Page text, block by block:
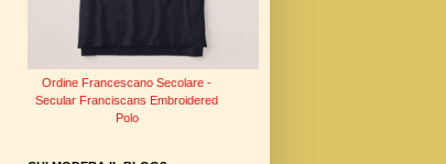
Ordine Francescano Secolare -
Secular Franciscans Embroidered
Polo